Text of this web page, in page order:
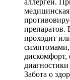
препаратов.
проходит
симптомами,
дискомфорт,
Забота о